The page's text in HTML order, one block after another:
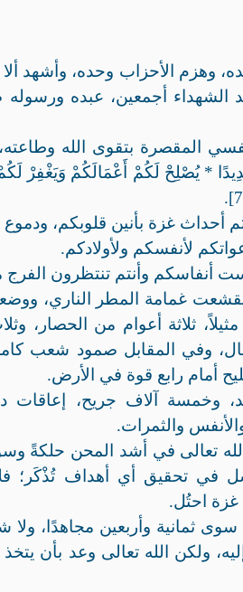
وهزم الأحزاب وحده، وأشهد
الشهداء أجمعين، عبده
المقصرة بتقوى الله
سَدِيدًا * يُصْلِحْ لَكُمْ أَعْمَالَكُمْ وَيَغْفِرْ
أحداث غزة بأنين قلوبكم،
لأنفسكم ولأولادكم.
أنفاسكم وأنتم تنتظرون الفرج
غمامة المطر الناري،
ثلاثة أعوام من الحصار،
وفي المقابل صمود شعب
أمام رابع قوة في الأرض.
وخمسة آلاف جريح، إعاقات
والثمرات.
تعالى في أشد المحن حلكةً
في تحقيق أي أهداف تُذْكَر؛
غزة احتُل.
سوى ثمانية وأربعين مجاهدًا،
ولكن الله تعالى وعد بأن